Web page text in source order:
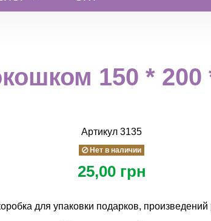
150 *
Артикул 3135
Нет в наличии
25,00 грн
для упаковки подарков,